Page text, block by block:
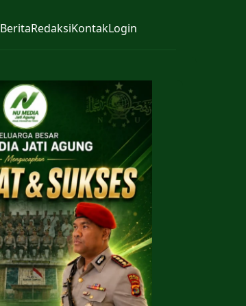
BeritaRedaksiKontakLogin